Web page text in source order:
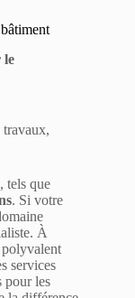
le
travaux,
tels que
. Si votre
À
polyvalent
services
pour les